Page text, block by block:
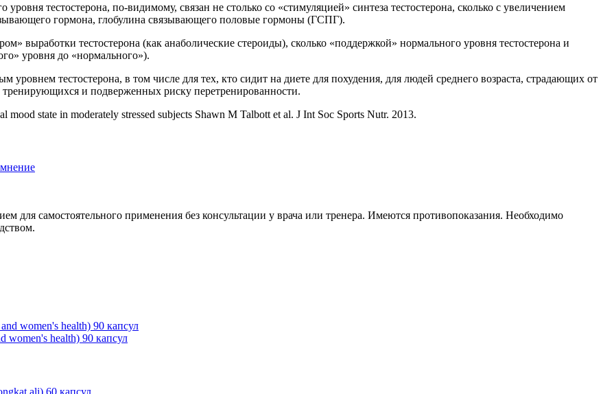
тестостерона, по-видимому, связан не столько со «стимуляцией» синтеза тестостерона, сколько с увеличением
гормона, глобулина связывающего половые гормоны (ГСПГ).
выработки тестостерона (как анаболические стероиды), сколько «поддержкой» нормального уровня тестостерона и
уровня до «нормального»).
тестостерона, в том числе для тех, кто сидит на диете для похудения, для людей среднего возраста, страдающих от
и подверженных риску перетренированности.
state in moderately stressed subjects Shawn M Talbott et al. J Int Soc Sports Nutr. 2013.
для самостоятельного применения без консультации у врача или тренера. Имеются противопоказания. Необходимо
health) 90 капсул